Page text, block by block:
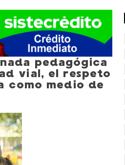
pedagógica
vial, el respeto
como medio de